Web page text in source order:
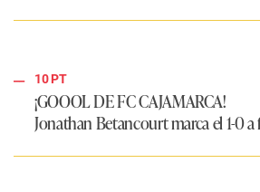
10 PT
¡GOOOL DE FC CAJAMARCA!
Jonathan Betancourt marca el 1-0 a